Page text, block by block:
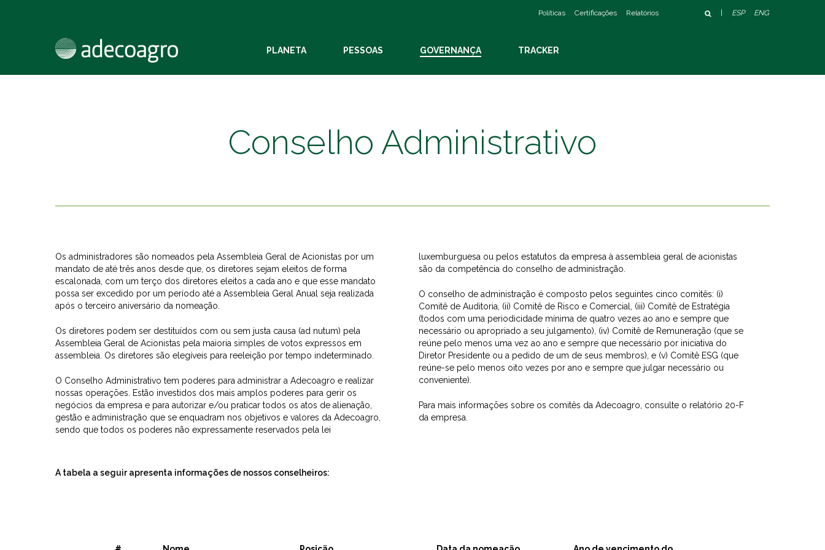
Políticas Certificações Relatórios ESP ENG
PLANETA PESSOAS GOVERNANÇA TRACKER
Conselho Administrativo
Os administradores são nomeados pela Assembleia Geral de Acionistas por um
mandato de até três anos desde que, os diretores sejam eleitos de forma
escalonada, com um terço dos diretores eleitos a cada ano e que esse mandato
possa ser excedido por um período até a Assembleia Geral Anual seja realizada
após o terceiro aniversário da nomeação.
Os diretores podem ser destituídos com ou sem justa causa (ad nutum) pela
Assembleia Geral de Acionistas pela maioria simples de votos expressos em
assembleia. Os diretores são elegíveis para reeleição por tempo indeterminado.
O Conselho Administrativo tem poderes para administrar a Adecoagro e realizar
nossas operações. Estão investidos dos mais amplos poderes para gerir os
negócios da empresa e para autorizar e/ou praticar todos os atos de alienação,
gestão e administração que se enquadram nos objetivos e valores da Adecoagro,
sendo que todos os poderes não expressamente reservados pela lei
luxemburguesa ou pelos estatutos da empresa à assembleia geral de acionistas
são da competência do conselho de administração.
O conselho de administração é composto pelos seguintes cinco comitês: (i)
Comitê de Auditoria, (ii) Comitê de Risco e Comercial, (iii) Comitê de Estratégia
(todos com uma periodicidade mínima de quatro vezes ao ano e sempre que
necessário ou apropriado a seu julgamento), (iv) Comitê de Remuneração (que se
reúne pelo menos uma vez ao ano e sempre que necessário por iniciativa do
Diretor Presidente ou a pedido de um de seus membros), e (v) Comitê ESG (que
reúne-se pelo menos oito vezes por ano e sempre que julgar necessário ou
conveniente).
Para mais informações sobre os comitês da Adecoagro, consulte o relatório 20-F
da empresa.
A tabela a seguir apresenta informações de nossos conselheiros: